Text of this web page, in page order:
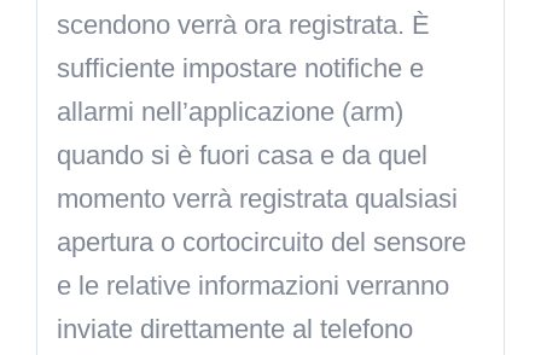
scendono verrà ora registrata. È
sufficiente impostare notifiche e
allarmi nell’applicazione (arm)
quando si è fuori casa e da quel
momento verrà registrata qualsiasi
apertura o cortocircuito del sensore
e le relative informazioni verranno
inviate direttamente al telefono